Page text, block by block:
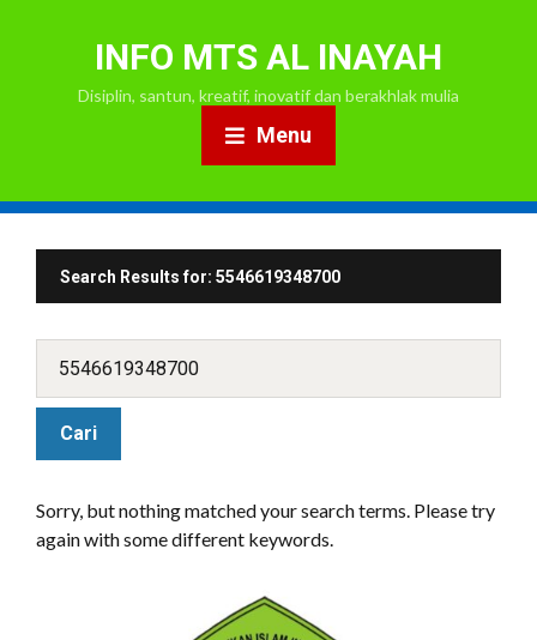
INFO MTS AL INAYAH
Disiplin, santun, kreatif, inovatif dan berakhlak mulia
Menu
Search Results for: 5546619348700
Sorry, but nothing matched your search terms. Please try
again with some different keywords.